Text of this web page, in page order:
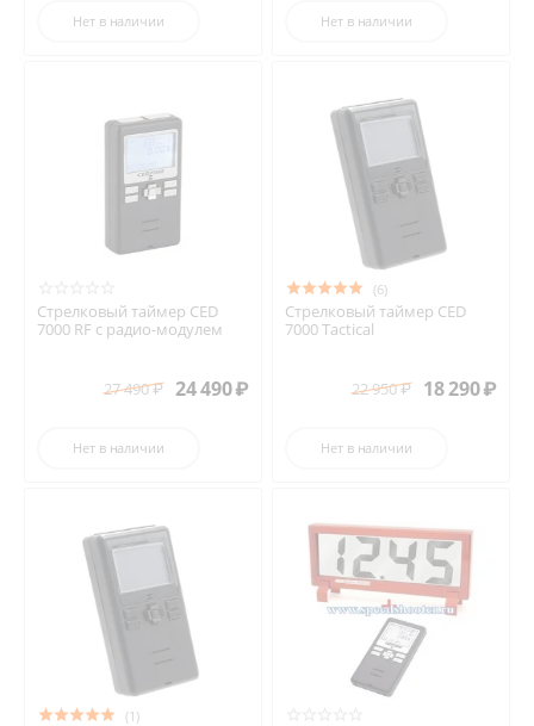
Нет в наличии Нет в наличии
Стрелковый таймер CED
7000 RF с радио-модулем
27 490₽ 24 490₽
Нет в наличии
(6)
Стрелковый таймер CED
7000 Tactical
22 950₽ 18 290₽
Нет в наличии
(1)